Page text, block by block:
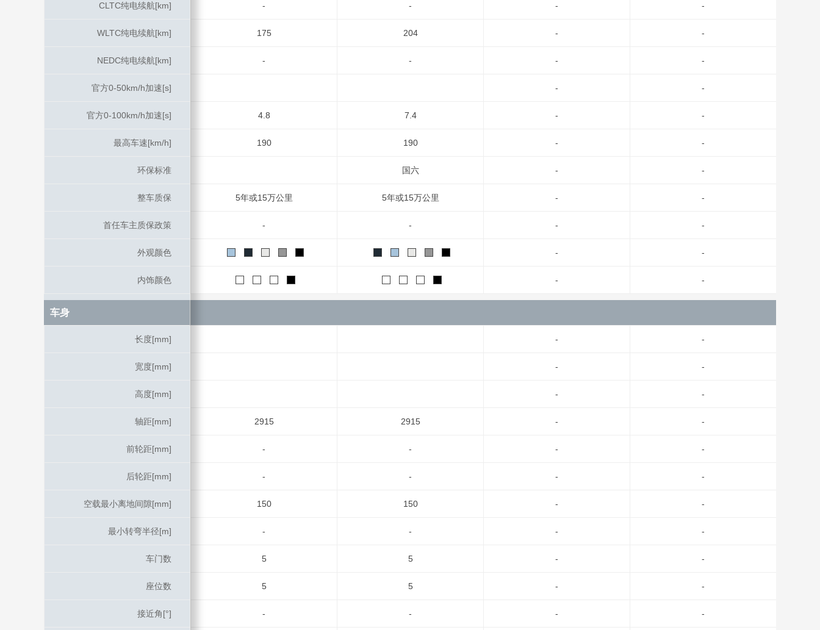
CLTC纯电续航[km] - - - -
WLTC纯电续航[km] 175 204 - -
NEDC纯电续航[km] - - - -
官方0-50km/h加速[s] - -
官方0-100km/h加速[s] 4.8 7.4 - -
最高车速[km/h] 190 190 - -
环保标准 国六 - -
整车质保 5年或15万公里 5年或15万公里 - -
首任车主质保政策 - - - -
外观颜色 - -
内饰颜色 - -
车身
长度[mm] - -
宽度[mm] - -
高度[mm] - -
轴距[mm] 2915 2915 - -
前轮距[mm] - - - -
后轮距[mm] - - - -
空载最小离地间隙[mm] 150 150 - -
最小转弯半径[m] - - - -
车门数 5 5 - -
座位数 5 5 - -
接近角[°] - - - -
CLTC纯电续航[km]
WLTC纯电续航[km]
NEDC纯电续航[km]
官方0-50km/h加速[s]
官方0-100km/h加速[s]
最高车速[km/h]
环保标准
整车质保
首任车主质保政策
外观颜色
内饰颜色
车身
长度[mm]
宽度[mm]
高度[mm]
轴距[mm]
前轮距[mm]
后轮距[mm]
空载最小离地间隙[mm]
最小转弯半径[m]
车门数
座位数
接近角[°]